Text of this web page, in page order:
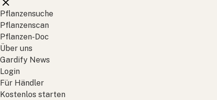
Pflanzensuche
Pflanzenscan
Pflanzen-Doc
Über uns
Gardify News
Login
Für Händler
Kostenlos starten